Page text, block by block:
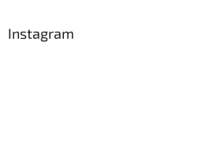
Instagram